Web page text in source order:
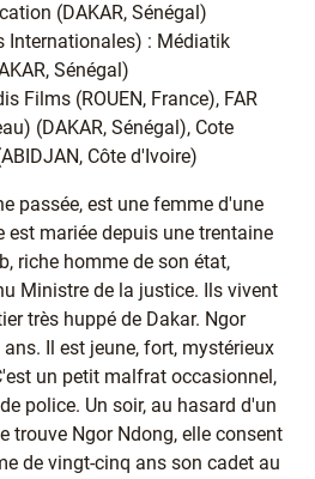
(DAKAR, Sénégal)
Internationales) : Médiatik
Sénégal)
Films (ROUEN, France), FAR
(DAKAR, Sénégal), Cote
Côte d'Ivoire)
passée, est une femme d'une
est mariée depuis une trentaine
riche homme de son état,
Ministre de la justice. Ils vivent
très huppé de Dakar. Ngor
Il est jeune, fort, mystérieux
un petit malfrat occasionnel,
police. Un soir, au hasard d'un
trouve Ngor Ndong, elle consent
de vingt-cinq ans son cadet au